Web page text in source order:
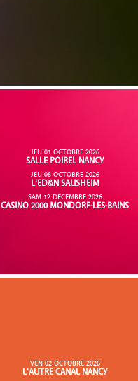
JEU 01 OCTOBRE 2026
SALLE POIREL NANCY
JEU 08 OCTOBRE 2026
L'ED&N SAUSHEIM
SAM 12 DÉCEMBRE 2026
CASINO 2000 MONDORF-LES-BAINS
VEN 02 OCTOBRE 2026
L'AUTRE CANAL NANCY